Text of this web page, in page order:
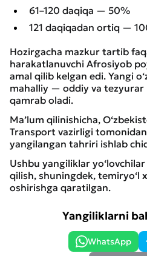
61–120 daqiqa — 50%
121 daqiqadan ortiq —
Hozirgacha mazkur tartib
harakatlanuvchi Afrosiyob
amal qilib kelgan edi. Yangi
mahalliy — oddiy va tezyurar
qamrab oladi.
Ma’lum qilinishicha,
Transport vazirligi
yangilangan tahriri ishlab
Ushbu yangiliklar
qilish, shuningdek, temiryo‘l
oshirishga qaratilgan.
Yangiliklarni
WhatsApp